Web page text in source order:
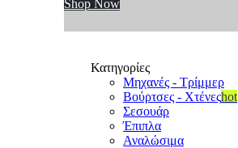
Shop Now
Κατηγορίες
Μηχανές - Τρίμμερ
Βούρτσες - Χτένεςhot
Σεσουάρ
Έπιπλα
Αναλώσιμα